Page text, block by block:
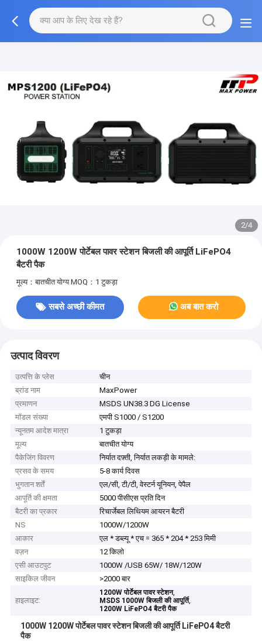
2/4
1000W 1200W पोर्टेबल पावर स्टेशन बिजली की आपूर्ति LiFePO4
बैटरी पैक
मूल्य：बातचीत योग्य MOQ：1 टुकड़ा
सबसे अच्छी कीमत अब बात करो
उत्पाद विवरण
उत्पत्ति के प्लेस
चीन
ब्रांड नाम
MaxPower
प्रमाणन
MSDS UN38.3 DG License
मॉडल संख्या
एमपी S1000 / S1200
न्यूनतम आदेश मात्रा
1 टुकड़ा
मूल्य
बातचीत योग्य
पैकेजिंग विवरण
निर्यात दफ़्ती, निर्यात लकड़ी के मामले:
प्रसव के समय
5-8 कार्य दिवस
भुगतान शर्तें
एल/सी, टी/टी, वेस्टर्न यूनियन, पेपैल
आपूर्ति की क्षमता
5000 पीसीएस प्रति दिन
बैटरी का प्रकार
रिचार्जेबल लिथियम आयरन बैटरी
NS
1000W/1200W
आकार
एल * डब्ल्यू * एच = 365 * 204 * 253 मिमी
वज़न
12 किलो
एसी आउटपुट
1000W /USB 65W/ 18W/120W
साइकिल जीवन
>2000 बार
हाइलाइट:
1200W पोर्टेबल पावर स्टेशन,
MSDS 1000W बिजली की आपूर्ति,
1200W LiFePO4 बैटरी पैक
1000W 1200W पोर्टेबल पावर स्टेशन बिजली की आपूर्ति LiFePO4 बैटरी
पैक